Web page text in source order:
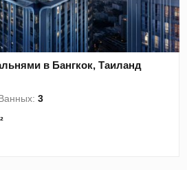
в Бангкок, Таиланд
3